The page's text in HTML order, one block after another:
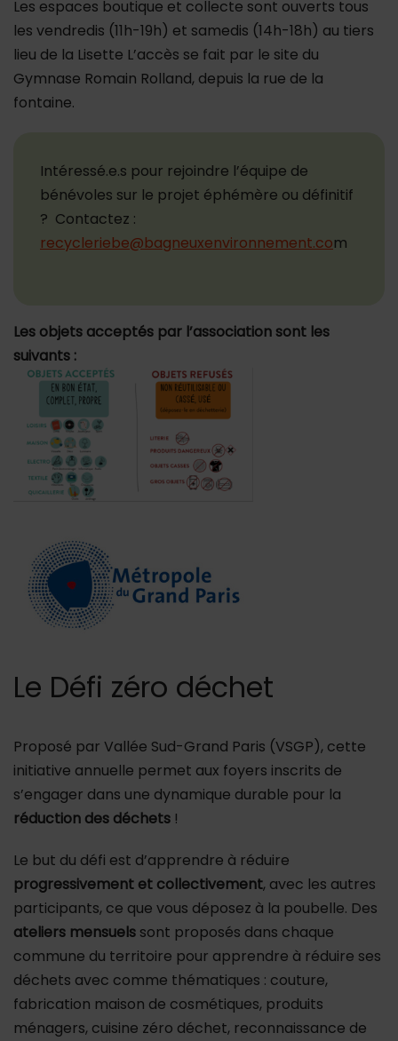
Les espaces boutique et collecte sont ouverts tous
les vendredis (11h-19h) et samedis (14h-18h) au tiers
lieu de la Lisette L’accès se fait par le site du
Gymnase Romain Rolland, depuis la rue de la
fontaine.
Intéressé.e.s pour rejoindre l’équipe de
bénévoles sur le projet éphémère ou définitif
? Contactez :
recycleriebe@bagneuxenvironnement.com
Les objets acceptés par l’association sont les
suivants :
Le Défi zéro déchet
Proposé par Vallée Sud-Grand Paris (VSGP), cette
initiative annuelle permet aux foyers inscrits de
s’engager dans une dynamique durable pour la
réduction des déchets !
Le but du défi est d’apprendre à réduire
progressivement et collectivement, avec les autres
participants, ce que vous déposez à la poubelle. Des
ateliers mensuels sont proposés dans chaque
commune du territoire pour apprendre à réduire ses
déchets avec comme thématiques : couture,
fabrication maison de cosmétiques, produits
ménagers, cuisine zéro déchet, reconnaissance de